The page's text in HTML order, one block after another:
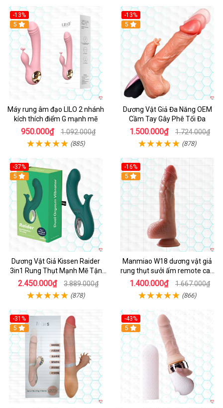
-13%
Hot
5
Máy rung âm đạo LILO 2 nhánh
kích thích điểm G mạnh mẽ
950.000₫ 1.092.000₫
(885)
-13%
Hot
5
Dương Vật Giả Đa Năng OEM
Cầm Tay Gây Phê Tối Đa
1.500.000₫ 1.724.000₫
(878)
-37%
Hot
5
Dương Vật Giả Kissen Raider
3in1 Rung Thụt Mạnh Mẽ Tận
Hưởng
2.450.000₫ 3.889.000₫
(878)
-16%
Hot
5
Manmiao W18 dương vật giả
rung thụt sưởi ấm remote cao
cấp
1.400.000₫ 1.667.000₫
(866)
-31%
5
-43%
Hot
5